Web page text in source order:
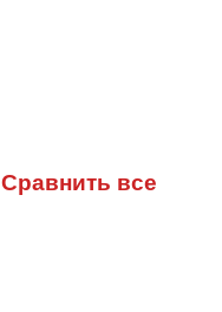
Сравнить все